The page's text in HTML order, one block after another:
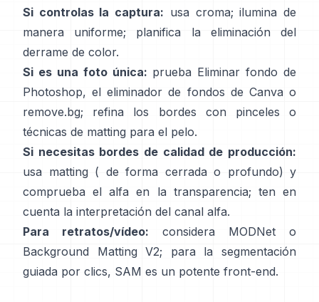
Si controlas la captura: usa croma; ilumina de
manera uniforme; planifica la
eliminación del
derrame de color.
Si es una foto única: prueba Eliminar fondo de
Photoshop, eleliminador de fondos de Canva o
remove.bg; refina los bordes con pinceles o
técnicas de matting para el pelo.
Si necesitas bordes de calidad de producción:
usa matting ( de forma cerrada o profundo) y
comprueba el alfa en la transparencia; ten en
cuenta la interpretación del canal alfa.
Para retratos/vídeo: considera MODNet o
Background Matting V2; para la segmentación
guiada por clics, SAM es un potente front-end.